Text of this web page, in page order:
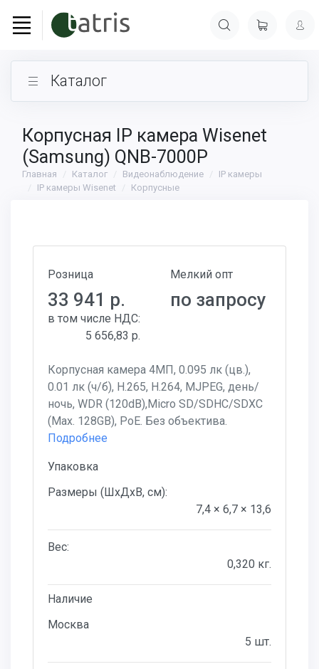
Каталог
Корпусная IP камера Wisenet
(Samsung) QNB-7000P
Главная Каталог Видеонаблюдение
IP камеры
IP камеры Wisenet
Корпусные
Розница
33 941 р.
в том числе НДС:
5 656,83 р.
Мелкий опт
по запросу
Корпусная камера 4МП, 0.095 лк (цв.),
0.01 лк (ч/б), H.265, H.264, MJPEG, день/
ночь, WDR (120dB),Micro SD/SDHC/SDXC
(Max. 128GB), PoE. Без объектива.
Подробнее
Упаковка
Размеры (ШхДхВ, см):
7,4 × 6,7 × 13,6
Вес:
0,320 кг.
Наличие
Москва
5 шт.